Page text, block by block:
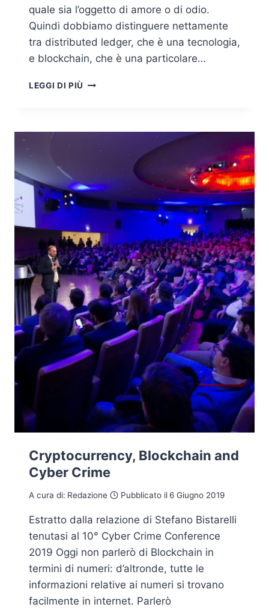
quale sia l’oggetto di amore o di odio.
Quindi dobbiamo distinguere nettamente
tra distributed ledger, che è una tecnologia,
e blockchain, che è una particolare…
LEGGI DI PIÙ BLOCKCHAIN
DI
PARLANDO?
Cryptocurrency, Blockchain and
Cyber Crime
A cura di: Redazione Pubblicato il 6 Giugno 2019
Estratto dalla relazione di Stefano Bistarelli
tenutasi al 10° Cyber Crime Conference
2019 Oggi non parlerò di Blockchain in
termini di numeri: d’altronde, tutte le
informazioni relative ai numeri si trovano
facilmente in internet. Parlerò